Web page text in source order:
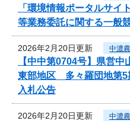
「環境情報ポータルサイ
等業務委託に関する一般
2026年2月20日更新 中濃
【中中第0704号】県営
東部地区 多々羅団地第
入札公告
2026年2月20日更新 中濃